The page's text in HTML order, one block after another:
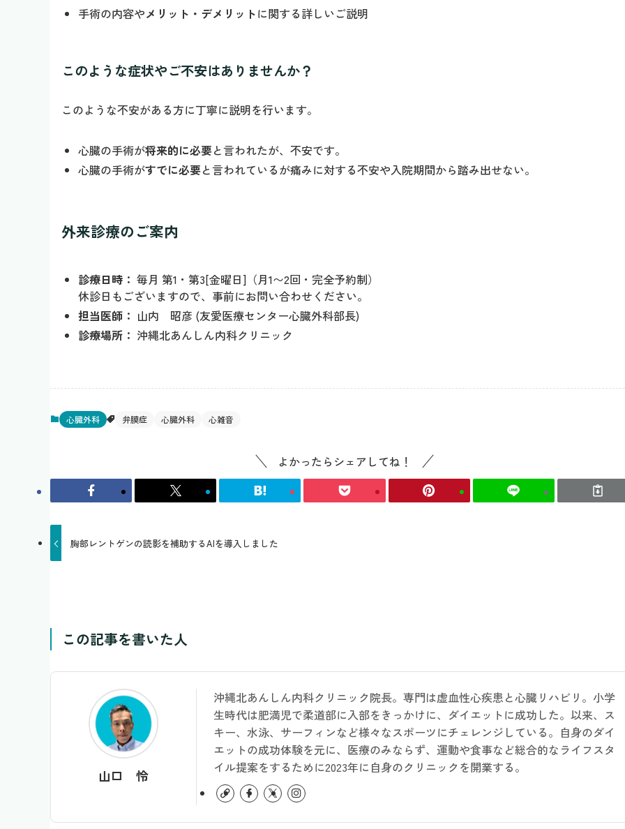
手術の内容やメリット・デメリットに関する詳しいご説明
このような症状やご不安はありませんか？
このような不安がある方に丁寧に説明を行います。
心臓の手術が将来的に必要と言われたが、不安です。
心臓の手術がすでに必要と言われているが痛みに対する不安や入院期間から踏み出せない。
外来診療のご案内
診療日時： 毎月 第1・第3[金曜日]（月1〜2回・完全予約制）
休診日もございますので、事前にお問い合わせください。
担当医師： 山内 昭彦 (友愛医療センター心臓外科部長)
診療場所： 沖縄北あんしん内科クリニック
心臓外科 弁膜症 心臓外科 心雑音
よかったらシェアしてね！
胸部レントゲンの読影を補助するAIを導入しました
この記事を書いた人
山口 怜
沖縄北あんしん内科クリニック院長。専門は虚血性心疾患と心臓リハビリ。小学
生時代は肥満児で柔道部に入部をきっかけに、ダイエットに成功した。以来、ス
キー、水泳、サーフィンなど様々なスポーツにチェレンジしている。自身のダイ
エットの成功体験を元に、医療のみならず、運動や食事など総合的なライフスタ
イル提案をするために2023年に自身のクリニックを開業する。